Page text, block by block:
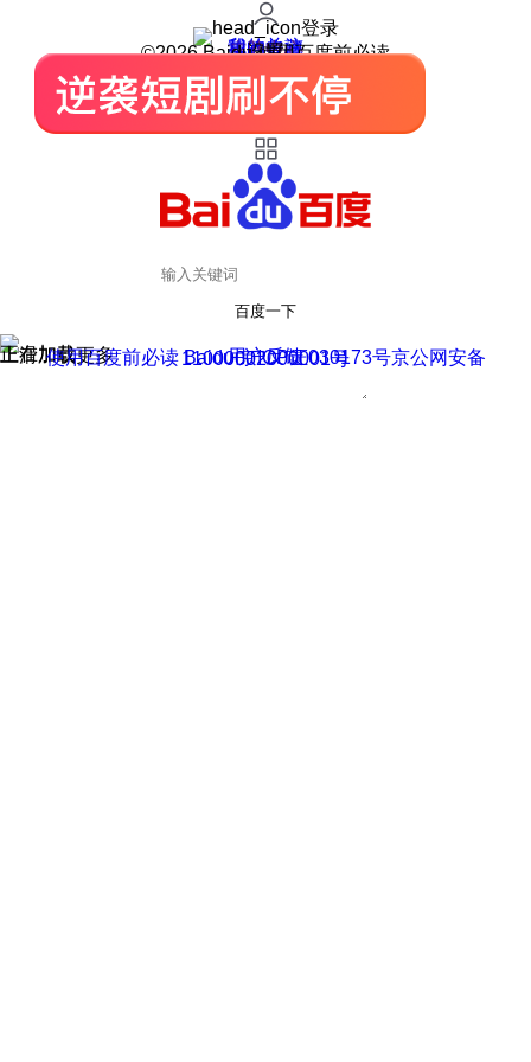
登录
我的关注
我的收藏
皮肤中心
用户反馈
设置
©2026 Baidu 使用百度前必读
百度一下
正在加载
上滑加载更多 用户反馈
使用百度前必读 Baidu 京ICP证030173号
京公网安备11000002000001号